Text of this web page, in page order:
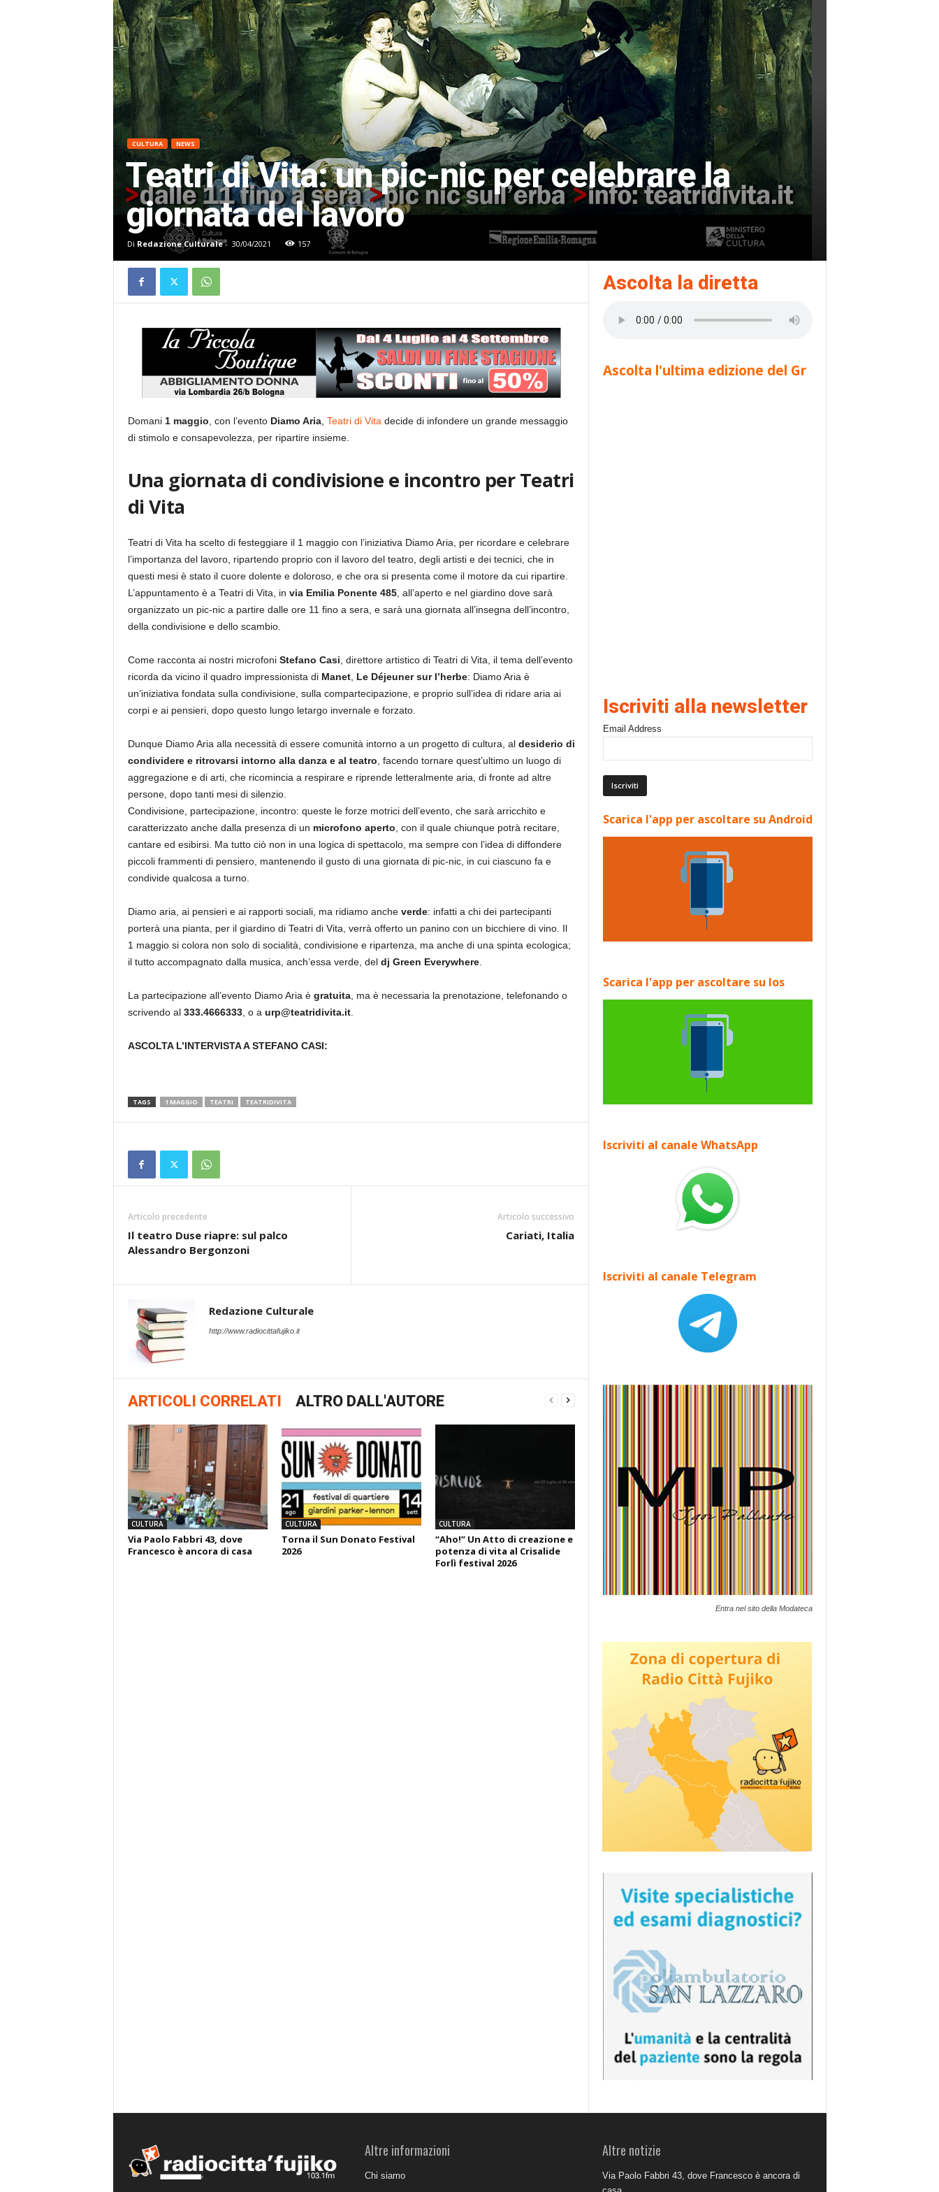
CULTURA NEWS
Teatri di Vita: un pic-nic per celebrare la
giornata del lavoro
Di Redazione Culturale- 30/04/2021 157
Domani 1 maggio , con l’evento Diamo Aria, Teatri di Vita decide di infondere un grande messaggio
di stimolo e consapevolezza, per ripartire insieme.
Una giornata di condivisione e incontro per Teatri
di Vita
Teatri di Vita ha scelto di festeggiare il 1 maggio con l’iniziativa Diamo Aria, per ricordare e celebrare
l’importanza del lavoro, ripartendo proprio con il lavoro del teatro, degli artisti e dei tecnici, che in
questi mesi è stato il cuore dolente e doloroso, e che ora si presenta come il motore da cui ripartire.
L’appuntamento è a Teatri di Vita, in via Emilia Ponente 485, all’aperto e nel giardino dove sarà
organizzato un pic-nic a partire dalle ore 11 fino a sera, e sarà una giornata all’insegna dell’incontro,
della condivisione e dello scambio.
Come racconta ai nostri microfoni Stefano Casi , direttore artistico di Teatri di Vita, il tema dell’evento
ricorda da vicino il quadro impressionista di Manet, Le Déjeuner sur l’herbe: Diamo Aria è
un’iniziativa fondata sulla condivisione, sulla compartecipazione, e proprio sull’idea di ridare aria ai
corpi e ai pensieri, dopo questo lungo letargo invernale e forzato.
Dunque Diamo Aria alla necessità di essere comunità intorno a un progetto di cultura, al desiderio di
condividere e ritrovarsi intorno alla danza e al teatro , facendo tornare quest’ultimo un luogo di
aggregazione e di arti, che ricomincia a respirare e riprende letteralmente aria, di fronte ad altre
persone, dopo tanti mesi di silenzio.
Condivisione, partecipazione, incontro: queste le forze motrici dell’evento, che sarà arricchito e
caratterizzato anche dalla presenza di un microfono aperto , con il quale chiunque potrà recitare,
cantare ed esibirsi. Ma tutto ciò non in una logica di spettacolo, ma sempre con l’idea di diffondere
piccoli frammenti di pensiero, mantenendo il gusto di una giornata di pic-nic, in cui ciascuno fa e
condivide qualcosa a turno.
Diamo aria, ai pensieri e ai rapporti sociali, ma ridiamo anche verde: infatti a chi dei partecipanti
porterà una pianta, per il giardino di Teatri di Vita, verrà offerto un panino con un bicchiere di vino. Il
1 maggio si colora non solo di socialità, condivisione e ripartenza, ma anche di una spinta ecologica;
il tutto accompagnato dalla musica, anch’essa verde, del dj Green Everywhere.
La partecipazione all’evento Diamo Aria è gratuita, ma è necessaria la prenotazione, telefonando o
scrivendo al 333.4666333, o a urp@teatridivita.it.
ASCOLTA L’INTERVISTA A STEFANO CASI:
TAGS 1 MAGGIO TEATRI TEATRIDIVITA
Articolo precedente
Il teatro Duse riapre: sul palco
Alessandro Bergonzoni
Articolo successivo
Cariati, Italia
Redazione Culturale
http://www.radiocittafujiko.it
ARTICOLI CORRELATI ALTRO DALL'AUTORE
CULTURA
Via Paolo Fabbri 43, dove
Francesco è ancora di casa
CULTURA
Torna il Sun Donato Festival
2026
CULTURA
“Aho!” Un Atto di creazione e
potenza di vita al Crisalide
Forlì festival 2026
Ascolta la diretta
Ascolta l'ultima edizione del Gr
Iscriviti alla newsletter
Email Address
Scarica l'app per ascoltare su Android
Scarica l'app per ascoltare su Ios
Iscriviti al canale WhatsApp
Iscriviti al canale Telegram
Entra nel sito della Modateca
Altre informazioni
Chi siamo
Altre notizie
Via Paolo Fabbri 43, dove Francesco è ancora di